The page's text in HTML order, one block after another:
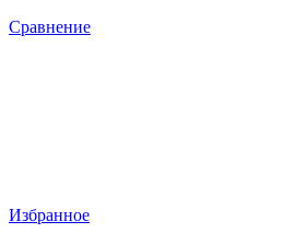
Сравнение
Избранное